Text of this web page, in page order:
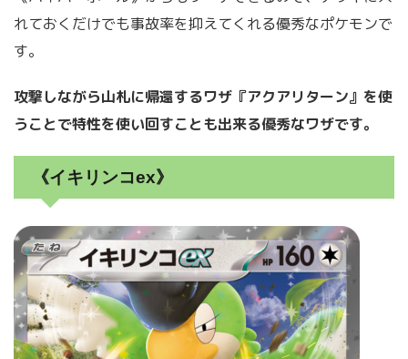
れておくだけでも事故率を抑えてくれる優秀なポケモンで
す。
攻撃しながら山札に帰還するワザ『アクアリターン』を使
うことで特性を使い回すことも出来る優秀なワザです。
《イキリンコex》